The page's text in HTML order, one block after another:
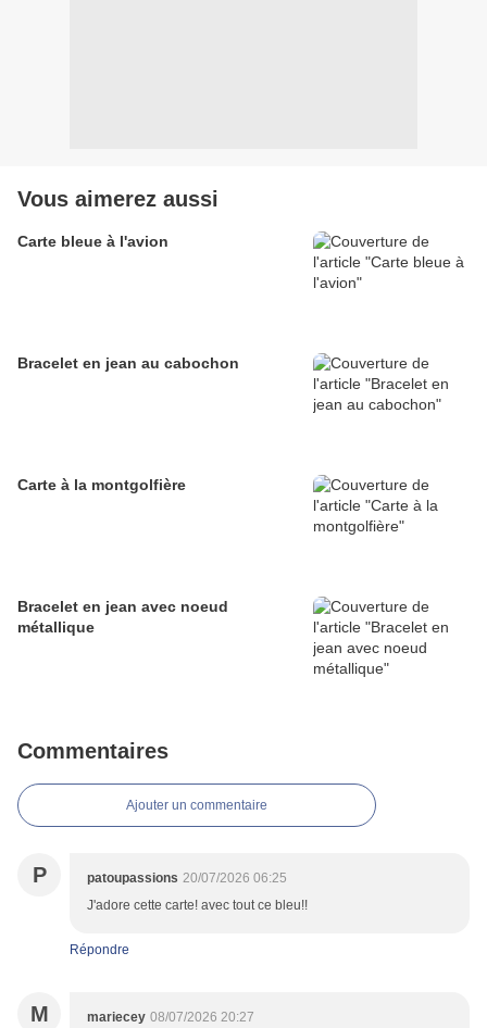
Vous aimerez aussi
Carte bleue à l'avion
Bracelet en jean au cabochon
Carte à la montgolfière
Bracelet en jean avec noeud
métallique
Commentaires
Ajouter un commentaire
P patoupassions 20/07/2026 06:25
J'adore cette carte! avec tout ce bleu!!
Répondre
M mariecey 08/07/2026 20:27